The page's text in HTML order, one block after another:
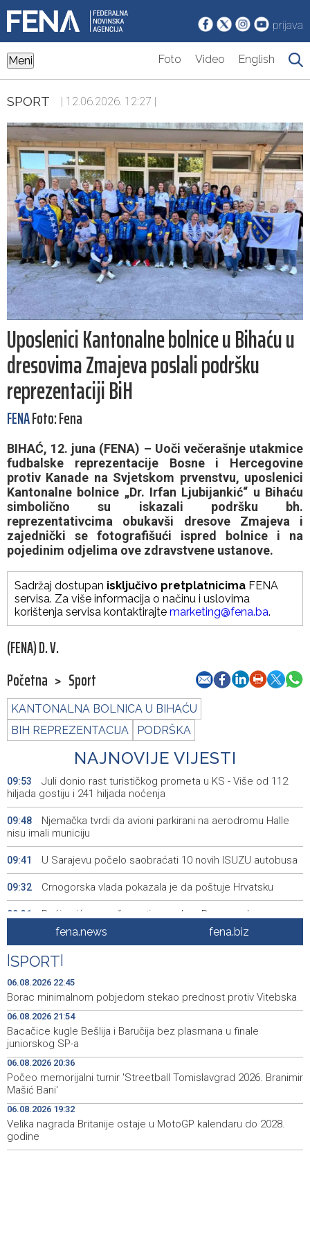
prijava
Meni Foto Video English
SPORT | 12.06.2026. 12:27 |
Uposlenici Kantonalne bolnice u Bihaću u
dresovima Zmajeva poslali podršku
reprezentaciji BiH
FENAFoto: Fena
BIHAĆ, 12. juna (FENA) – Uoči večerašnje utakmice
fudbalske reprezentacije Bosne i Hercegovine
protiv Kanade na Svjetskom prvenstvu, uposlenici
Kantonalne bolnice „Dr. Irfan Ljubijankić“ u Bihaću
simbolično su iskazali podršku bh.
reprezentativcima obukavši dresove Zmajeva i
zajednički se fotografišući ispred bolnice i na
pojedinim odjelima ove zdravstvene ustanove.
Sadržaj dostupan isključivo pretplatnicima FENA
servisa. Za više informacija o načinu i uslovima
korištenja servisa kontaktirajte marketing@fena.ba.
(FENA) D. V.
Početna > Sport
KANTONALNA BOLNICA U BIHAĆU
BIH REPREZENTACIJA
PODRŠKA
NAJNOVIJE VIJESTI
09:53
Juli donio rast turističkog prometa u KS - Više od 112
hiljada gostiju i 241 hiljada noćenja
09:48
Njemačka tvrdi da avioni parkirani na aerodromu Halle
nisu imali municiju
09:41 U Sarajevu počelo saobraćati 10 novih ISUZU autobusa
09:32 Crnogorska vlada pokazala je da poštuje Hrvatsku
09:31
Bećirović na svečanosti povodom Dana grada
Cazina:Slobodarski narod Krajine nikad i niko nije slomio
09:27
'Gastro Livno 2026.' okupit će domaće ugostitelje i
proizvođače
09:25
Crishock posjetio IDDEEA-u: Zajednička opredijeljenost
za nastavak saradnje
09:25
Kajganić i ambasador Irske o vladavini prava i
evropskom putu BiH
09:07
Aktivan požar kod Konjica, u gašenju sudjelovali Air
Tractor i helikopter OS-a BiH
09:02
AL Arabiya - Postoje 'pouzdani obavještajni podaci' o
pripremi napada na Saudijsku Arabiju
fena.news fena.biz
SPORT
06.08.2026 22:45
Borac minimalnom pobjedom stekao prednost protiv Vitebska
06.08.2026 21:54
Bacačice kugle Bešlija i Baručija bez plasmana u finale
juniorskog SP-a
06.08.2026 20:36
Počeo memorijalni turnir 'Streetball Tomislavgrad 2026. Branimir
Mašić Bani'
06.08.2026 19:32
Velika nagrada Britanije ostaje u MotoGP kalendaru do 2028.
godine